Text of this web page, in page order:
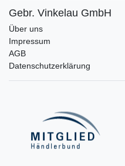
Gebr. Vinkelau GmbH
Über uns
Impressum
AGB
Datenschutzerklärung